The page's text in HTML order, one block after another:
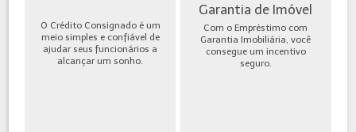
O Crédito Consignado é um
meio simples e confiável de
ajudar seus funcionários a
alcançar um sonho.
Garantia de Imóvel
Com o Empréstimo com
Garantia Imobiliária, você
consegue um incentivo
seguro.